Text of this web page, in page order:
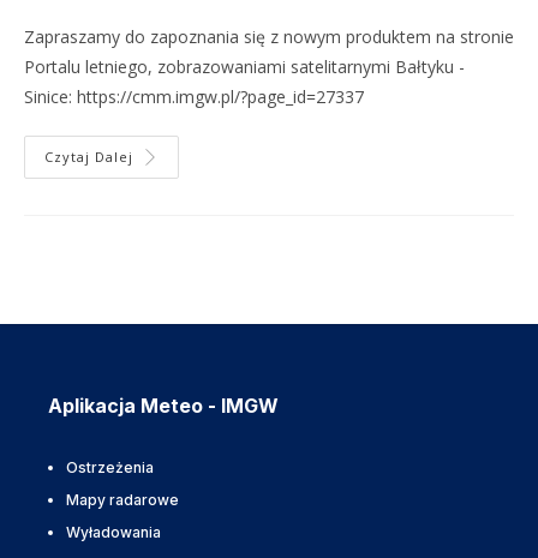
Zapraszamy do zapoznania się z nowym produktem na stronie
Portalu letniego, zobrazowaniami satelitarnymi Bałtyku -
Sinice: https://cmm.imgw.pl/?page_id=27337
Czytaj Dalej
Aplikacja Meteo - IMGW
Ostrzeżenia
Mapy radarowe
Wyładowania